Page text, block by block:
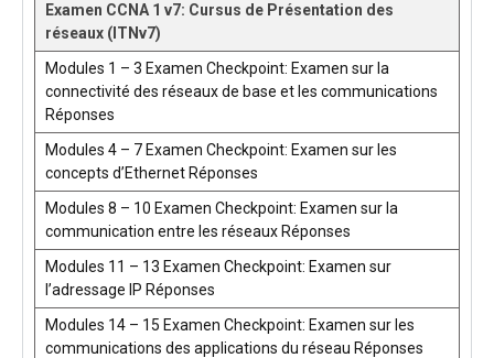
Examen CCNA 1 v7: Cursus de Présentation des
réseaux (ITNv7)
Modules 1 – 3 Examen Checkpoint: Examen sur la
connectivité des réseaux de base et les communications
Réponses
Modules 4 – 7 Examen Checkpoint: Examen sur les
concepts d’Ethernet Réponses
Modules 8 – 10 Examen Checkpoint: Examen sur la
communication entre les réseaux Réponses
Modules 11 – 13 Examen Checkpoint: Examen sur
l’adressage IP Réponses
Modules 14 – 15 Examen Checkpoint: Examen sur les
communications des applications du réseau Réponses